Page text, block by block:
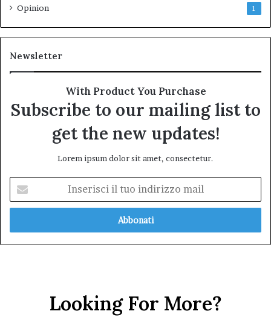
Opinion 1
Newsletter
With Product You Purchase
Subscribe to our mailing list to
get the new updates!
Lorem ipsum dolor sit amet, consectetur.
tuo
mail
Looking For More?